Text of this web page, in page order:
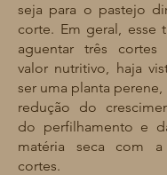
seja para o pastejo
corte. Em geral, esse
aguentar três cortes
valor nutritivo, haja
ser uma planta
redução do
do perfilhamento e
matéria seca com
cortes.